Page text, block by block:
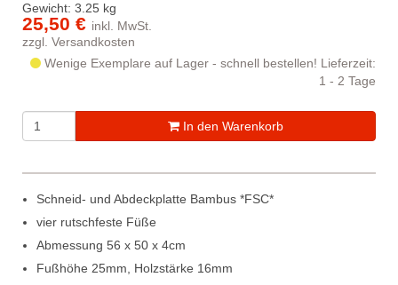
Gewicht: 3.25 kg
25,50 € inkl. MwSt.
zzgl. Versandkosten
Wenige Exemplare auf Lager - schnell bestellen! Lieferzeit:
1 - 2 Tage
In den Warenkorb
Schneid- und Abdeckplatte Bambus *FSC*
vier rutschfeste Füße
Abmessung 56 x 50 x 4cm
Fußhöhe 25mm, Holzstärke 16mm